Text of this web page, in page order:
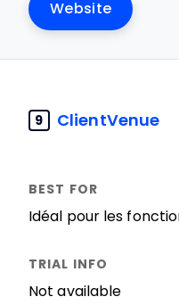
Website
9 ClientVenue
Idéal pour les
Not available